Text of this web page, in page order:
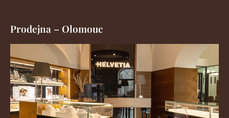
Prodejna – Olomouc